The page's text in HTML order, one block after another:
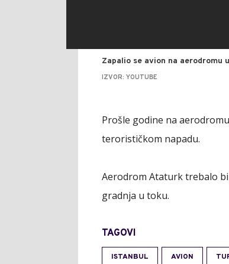
Zapalio se avion na aerodromu
IZVOR: YOUTUBE
Prošle godine na
terorističkom napadu.
Aerodrom Ataturk trebalo
gradnja u toku.
TAGOVI
ISTANBUL AVION